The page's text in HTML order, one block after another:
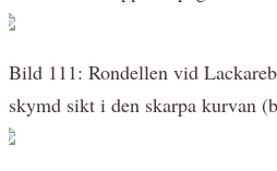
Bild 111: Rondellen vid
skymd sikt i den skarpa kurvan